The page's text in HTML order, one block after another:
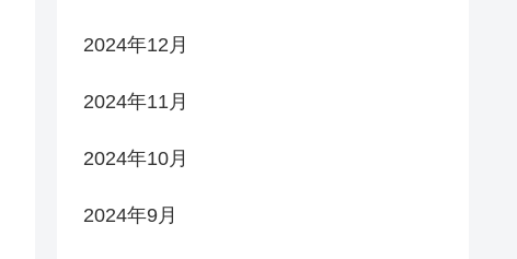
2024年12月
2024年11月
2024年10月
2024年9月